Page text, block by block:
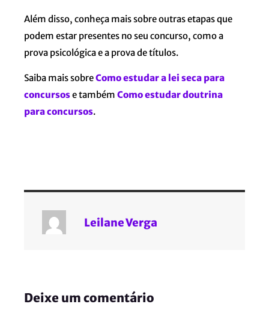
Além disso, conheça mais sobre outras etapas que
podem estar presentes no seu concurso, como a
prova psicológica e a prova de títulos.
Saiba mais sobreComo estudar a lei seca para
concursose também Como estudar doutrina
para concursos.
Leilane Verga
Deixe um comentário